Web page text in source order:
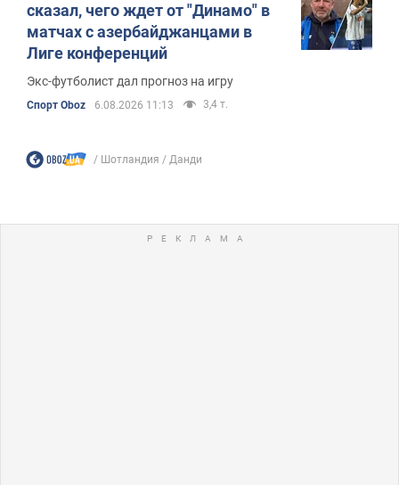
сказал, чего ждет от "Динамо" в
матчах с азербайджанцами в
Лиге конференций
Экс-футболист дал прогноз на игру
Спорт Oboz 6.08.2026 11:13 3,4 т.
Шотландия Данди